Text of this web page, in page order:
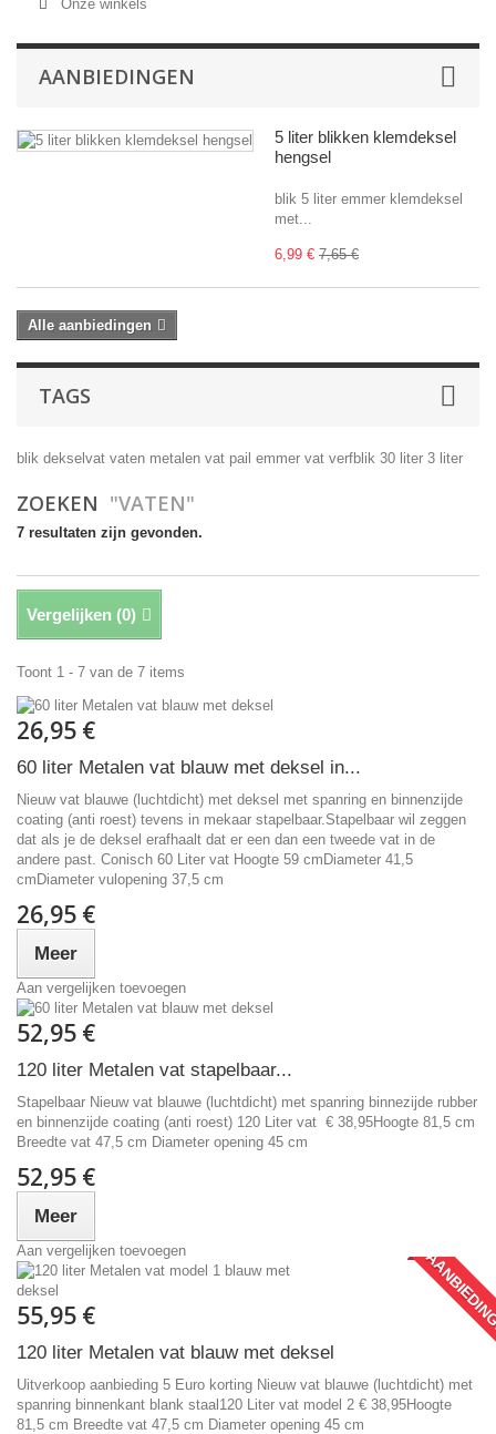
Onze winkels
AANBIEDINGEN
5 liter blikken klemdeksel
hengsel
blik 5 liter emmer klemdeksel
met...
6,99 € 7,65 €
Alle aanbiedingen
TAGS
blik dekselvat vaten metalen vat pail emmer vat verfblik 30 liter 3 liter
ZOEKEN "VATEN"
7 resultaten zijn gevonden.
Vergelijken (0)
Toont 1 - 7 van de 7 items
26,95 €
60 liter Metalen vat blauw met deksel in...
Nieuw vat blauwe (luchtdicht) met deksel met spanring en binnenzijde
coating (anti roest) tevens in mekaar stapelbaar.Stapelbaar wil zeggen
dat als je de deksel erafhaalt dat er een dan een tweede vat in de
andere past. Conisch 60 Liter vat Hoogte 59 cmDiameter 41,5
cmDiameter vulopening 37,5 cm
26,95 €
Meer
Aan vergelijken toevoegen
52,95 €
120 liter Metalen vat stapelbaar...
Stapelbaar Nieuw vat blauwe (luchtdicht) met spanring binnezijde rubber
en binnenzijde coating (anti roest) 120 Liter vat € 38,95Hoogte 81,5 cm
Breedte vat 47,5 cm Diameter opening 45 cm
52,95 €
Meer
Aan vergelijken toevoegen
55,95 €
120 liter Metalen vat blauw met deksel
Uitverkoop aanbieding 5 Euro korting Nieuw vat blauwe (luchtdicht) met
spanring binnenkant blank staal120 Liter vat model 2 € 38,95Hoogte
81,5 cm Breedte vat 47,5 cm Diameter opening 45 cm